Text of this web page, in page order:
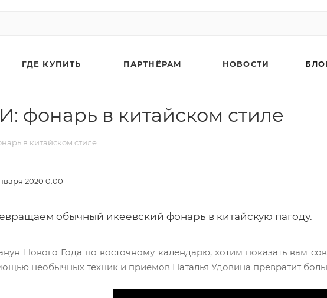
ГДЕ КУПИТЬ ПАРТНЁРАМ НОВОСТИ
фонарь в китайском стиле
в китайском стиле
2020 0:00
обычный икеевский фонарь в китайскую пагоду.
Нового Года по восточному календарю, хотим показать вам
необычных техник и приёмов Наталья Удовина превратит